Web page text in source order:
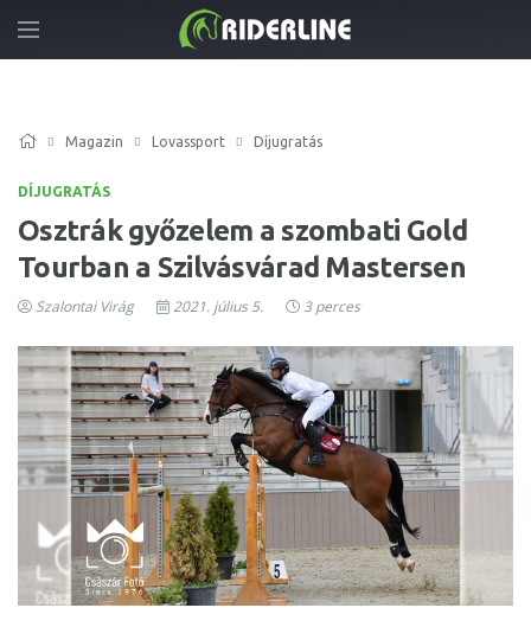
Magazin Lovassport Díjugratás
DÍJUGRATÁS
Osztrák győzelem a szombati Gold
Tourban a Szilvásvárad Mastersen
Szalontai Virág 2021. július 5. 3 perces